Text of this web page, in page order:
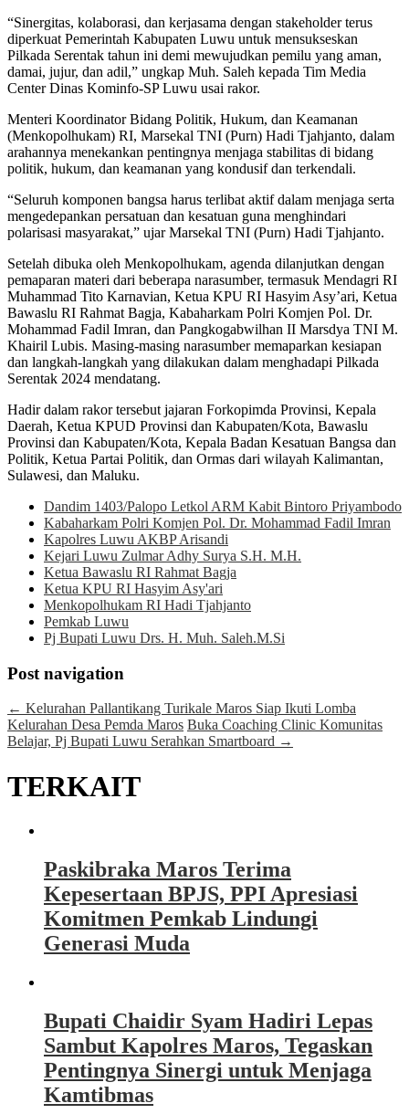
“Sinergitas, kolaborasi, dan kerjasama dengan stakeholder terus
diperkuat Pemerintah Kabupaten Luwu untuk mensukseskan
Pilkada Serentak tahun ini demi mewujudkan pemilu yang aman,
damai, jujur, dan adil,” ungkap Muh. Saleh kepada Tim Media
Center Dinas Kominfo-SP Luwu usai rakor.
Menteri Koordinator Bidang Politik, Hukum, dan Keamanan
(Menkopolhukam) RI, Marsekal TNI (Purn) Hadi Tjahjanto, dalam
arahannya menekankan pentingnya menjaga stabilitas di bidang
politik, hukum, dan keamanan yang kondusif dan terkendali.
“Seluruh komponen bangsa harus terlibat aktif dalam menjaga serta
mengedepankan persatuan dan kesatuan guna menghindari
polarisasi masyarakat,” ujar Marsekal TNI (Purn) Hadi Tjahjanto.
Setelah dibuka oleh Menkopolhukam, agenda dilanjutkan dengan
pemaparan materi dari beberapa narasumber, termasuk Mendagri RI
Muhammad Tito Karnavian, Ketua KPU RI Hasyim Asy’ari, Ketua
Bawaslu RI Rahmat Bagja, Kabaharkam Polri Komjen Pol. Dr.
Mohammad Fadil Imran, dan Pangkogabwilhan II Marsdya TNI M.
Khairil Lubis. Masing-masing narasumber memaparkan kesiapan
dan langkah-langkah yang dilakukan dalam menghadapi Pilkada
Serentak 2024 mendatang.
Hadir dalam rakor tersebut jajaran Forkopimda Provinsi, Kepala
Daerah, Ketua KPUD Provinsi dan Kabupaten/Kota, Bawaslu
Provinsi dan Kabupaten/Kota, Kepala Badan Kesatuan Bangsa dan
Politik, Ketua Partai Politik, dan Ormas dari wilayah Kalimantan,
Sulawesi, dan Maluku.
Dandim 1403/Palopo Letkol ARM Kabit Bintoro Priyambodo
Kabaharkam Polri Komjen Pol. Dr. Mohammad Fadil Imran
Kapolres Luwu AKBP Arisandi
Kejari Luwu Zulmar Adhy Surya S.H. M.H.
Ketua Bawaslu RI Rahmat Bagja
Ketua KPU RI Hasyim Asy'ari
Menkopolhukam RI Hadi Tjahjanto
Pemkab Luwu
Pj Bupati Luwu Drs. H. Muh. Saleh.M.Si
Post navigation
← Kelurahan Pallantikang Turikale Maros Siap Ikuti Lomba
Kelurahan Desa Pemda Maros Buka Coaching Clinic Komunitas
Belajar, Pj Bupati Luwu Serahkan Smartboard →
TERKAIT
Paskibraka Maros Terima
Kepesertaan BPJS, PPI Apresiasi
Komitmen Pemkab Lindungi
Generasi Muda
Bupati Chaidir Syam Hadiri Lepas
Sambut Kapolres Maros, Tegaskan
Pentingnya Sinergi untuk Menjaga
Kamtibmas